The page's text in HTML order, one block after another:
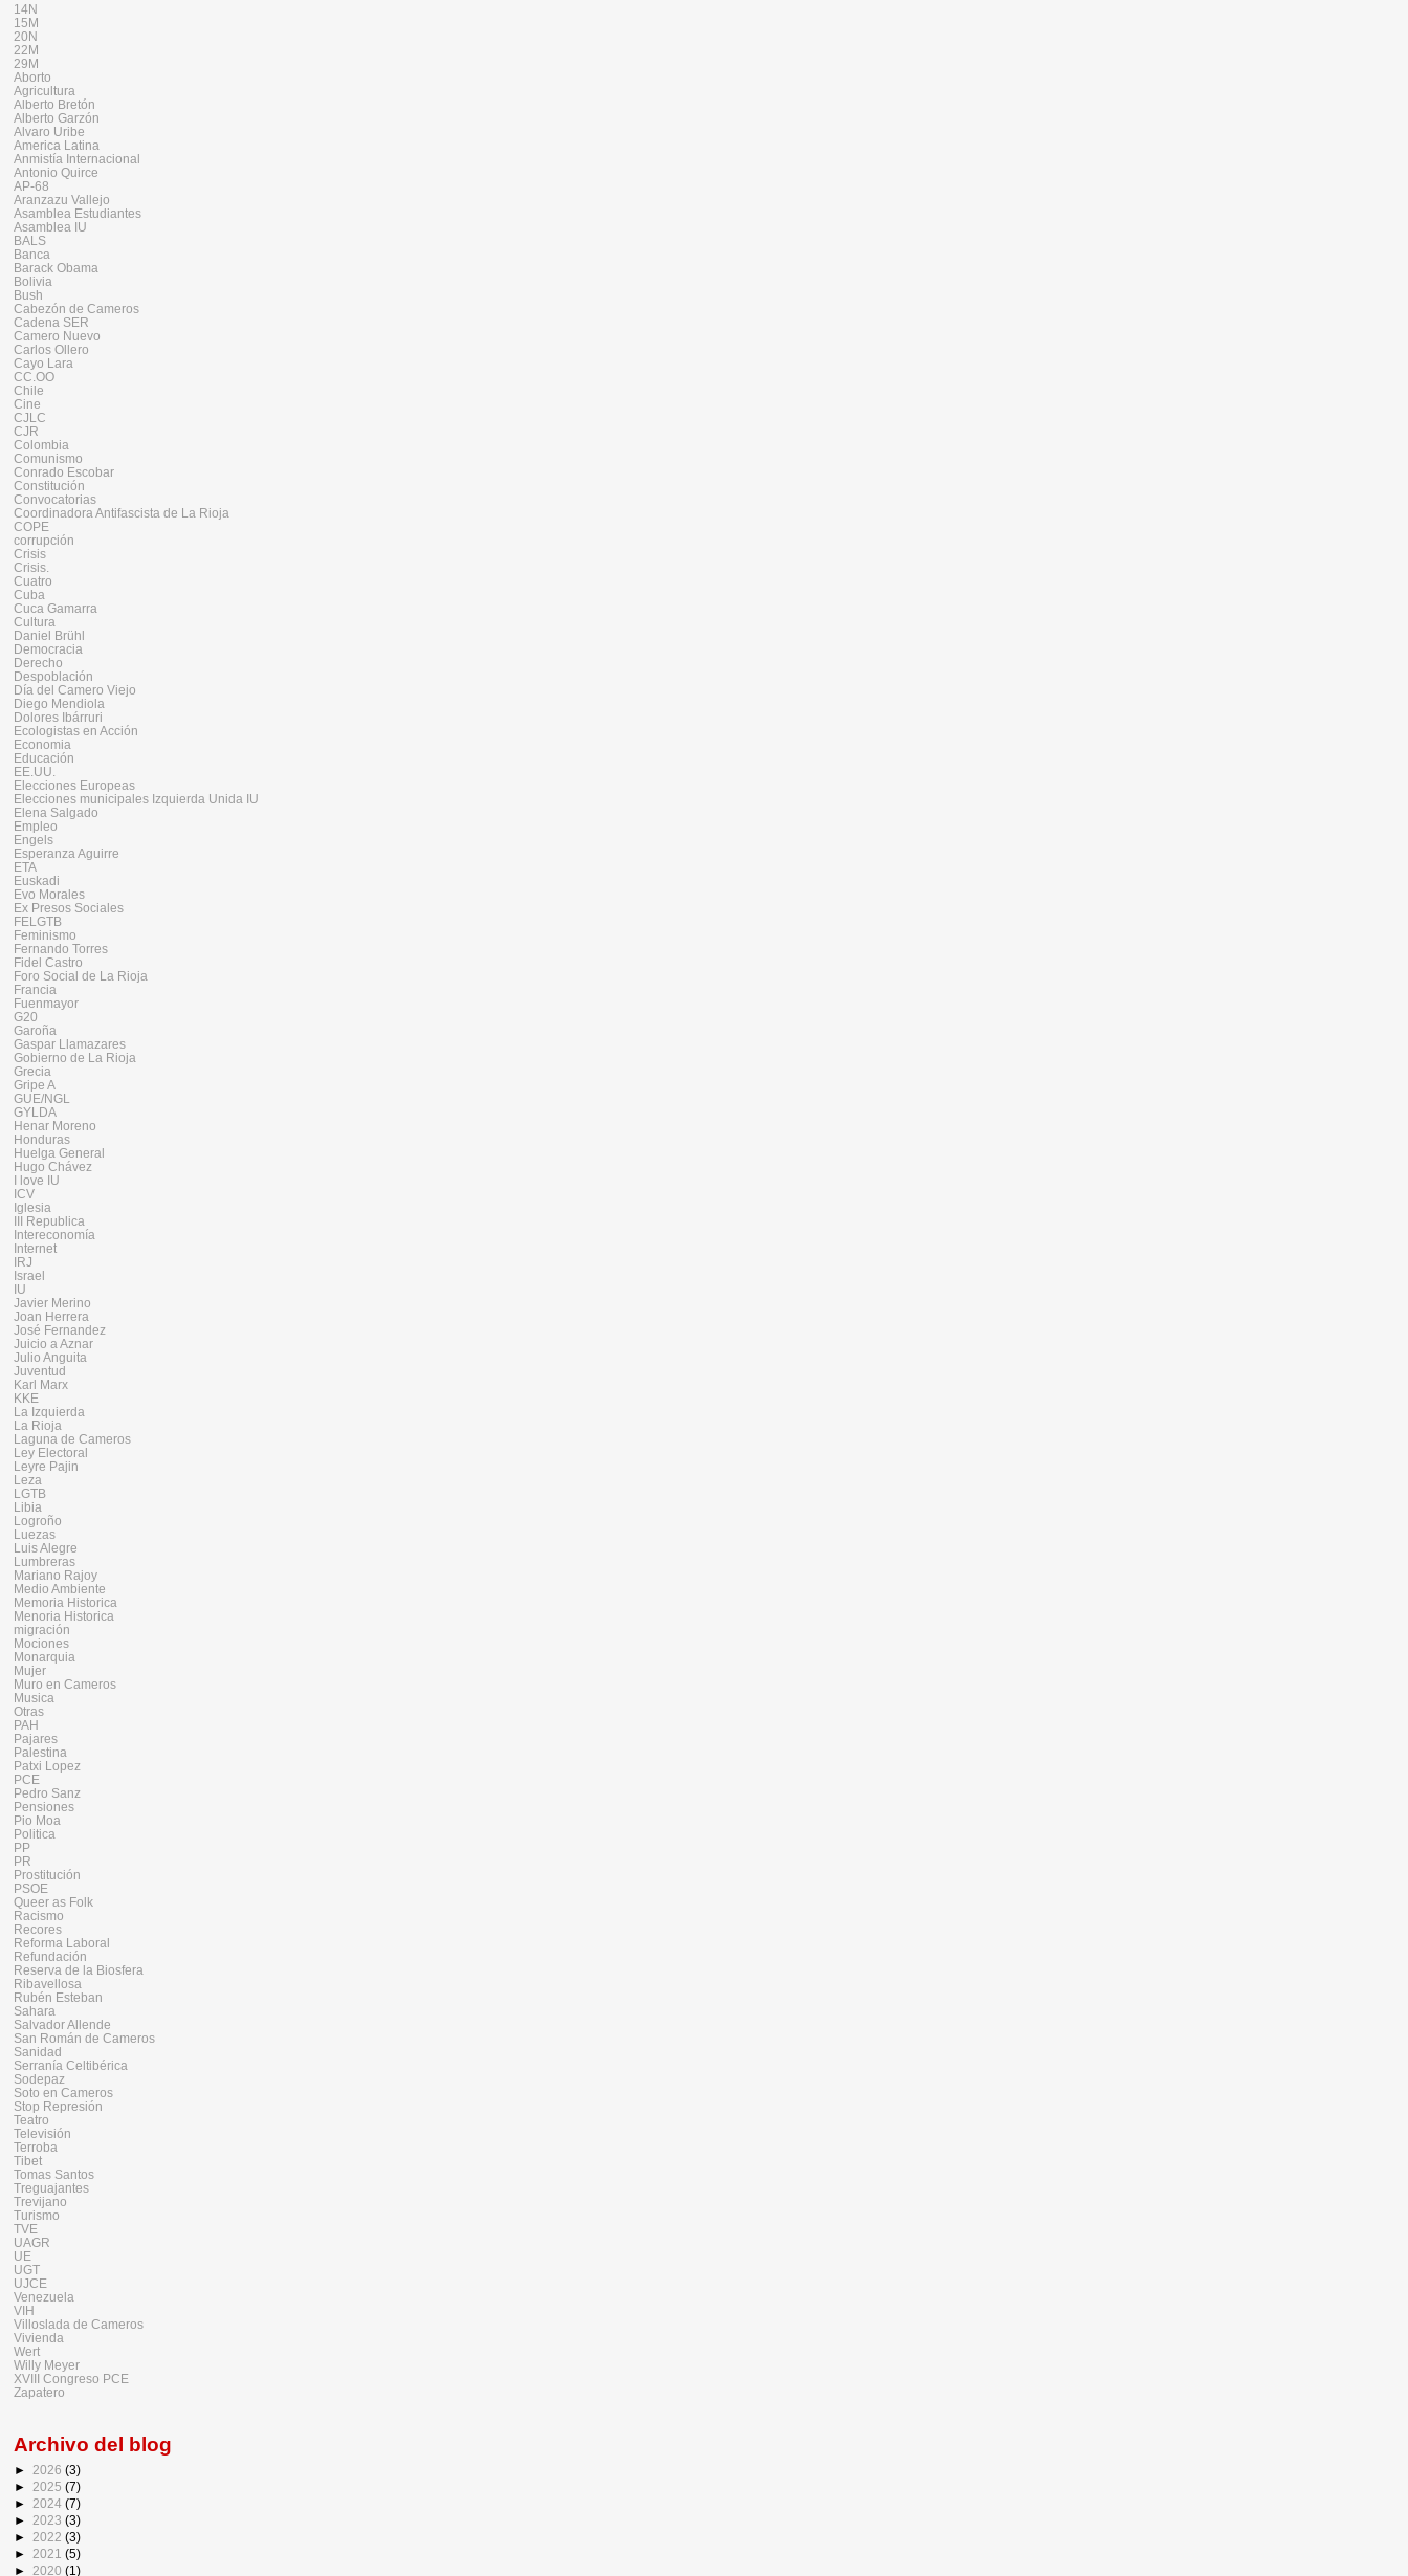
14N
15M
20N
22M
29M
Aborto
Agricultura
Alberto Bretón
Alberto Garzón
Alvaro Uribe
America Latina
Anmistía Internacional
Antonio Quirce
AP-68
Aranzazu Vallejo
Asamblea Estudiantes
Asamblea IU
BALS
Banca
Barack Obama
Bolivia
Bush
Cabezón de Cameros
Cadena SER
Camero Nuevo
Carlos Ollero
Cayo Lara
CC.OO
Chile
Cine
CJLC
CJR
Colombia
Comunismo
Conrado Escobar
Constitución
Convocatorias
Coordinadora Antifascista de La Rioja
COPE
corrupción
Crisis
Crisis.
Cuatro
Cuba
Cuca Gamarra
Cultura
Daniel Brühl
Democracia
Derecho
Despoblación
Día del Camero Viejo
Diego Mendiola
Dolores Ibárruri
Ecologistas en Acción
Economia
Educación
EE.UU.
Elecciones Europeas
Elecciones municipales Izquierda Unida IU
Elena Salgado
Empleo
Engels
Esperanza Aguirre
ETA
Euskadi
Evo Morales
Ex Presos Sociales
FELGTB
Feminismo
Fernando Torres
Fidel Castro
Foro Social de La Rioja
Francia
Fuenmayor
G20
Garoña
Gaspar Llamazares
Gobierno de La Rioja
Grecia
Gripe A
GUE/NGL
GYLDA
Henar Moreno
Honduras
Huelga General
Hugo Chávez
I love IU
ICV
Iglesia
III Republica
Intereconomía
Internet
IRJ
Israel
IU
Javier Merino
Joan Herrera
José Fernandez
Juicio a Aznar
Julio Anguita
Juventud
Karl Marx
KKE
La Izquierda
La Rioja
Laguna de Cameros
Ley Electoral
Leyre Pajin
Leza
LGTB
Libia
Logroño
Luezas
Luis Alegre
Lumbreras
Mariano Rajoy
Medio Ambiente
Memoria Historica
Menoria Historica
migración
Mociones
Monarquia
Mujer
Muro en Cameros
Musica
Otras
PAH
Pajares
Palestina
Patxi Lopez
PCE
Pedro Sanz
Pensiones
Pio Moa
Politica
PP
PR
Prostitución
PSOE
Queer as Folk
Racismo
Recores
Reforma Laboral
Refundación
Reserva de la Biosfera
Ribavellosa
Rubén Esteban
Sahara
Salvador Allende
San Román de Cameros
Sanidad
Serranía Celtibérica
Sodepaz
Soto en Cameros
Stop Represión
Teatro
Televisión
Terroba
Tibet
Tomas Santos
Treguajantes
Trevijano
Turismo
TVE
UAGR
UE
UGT
UJCE
Venezuela
VIH
Villoslada de Cameros
Vivienda
Wert
Willy Meyer
XVIII Congreso PCE
Zapatero
Archivo del blog
► 2026 (3)
► 2025 (7)
► 2024 (7)
► 2023 (3)
► 2022 (3)
► 2021 (5)
► 2020 (1)